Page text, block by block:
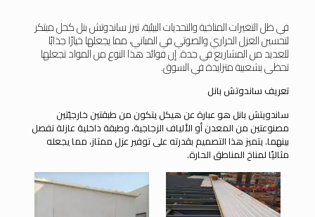
في ظل التغيرات المناخية والتحديات البيئية، تبرز ساندوتش بنل كحل مبتكر
لتحسين العزل الحراري والصوتي في المباني، مما يجعلها خيارًا جذابًا
للعديد من المشاريع في جدة. إن فوائد هذا النوع من المواد تجعلها
تحظى بشعبية متزايدة في السوق.
تعريف ساندوتش بانل
ساندويتش بانل هو عبارة عن هيكل يتكون من طبقتين خارجيّتين
مصنوعتين من المعدن أو الألياف الزجاجية، وطبقة داخلية عازلة تفصل
بينهما. يتميز هذا التصميم بقدرته على توفير عزل ممتاز، مما يجعله
مثاليًا لمناخ المناطق الحارة.